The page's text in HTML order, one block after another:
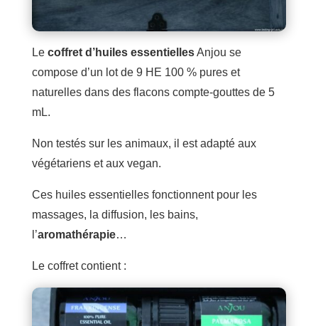
Le coffret d’huiles essentiellesAnjou se
compose d’un lot de 9 HE 100 % pures et
naturelles dans des flacons compte-gouttes de 5
mL.
Non testés sur les animaux, il est adapté aux
végétariens et aux vegan.
Ces huiles essentielles fonctionnent pour les
massages, la diffusion, les bains,
l’aromathérapie…
Le coffret contient :